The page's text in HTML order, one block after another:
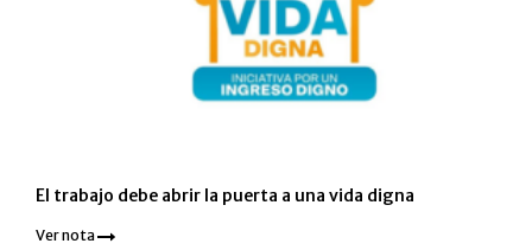
El trabajo debe abrir la puerta a una vida digna
Ver nota